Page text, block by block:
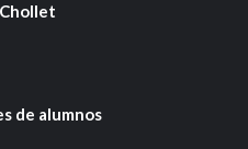
de alumnos